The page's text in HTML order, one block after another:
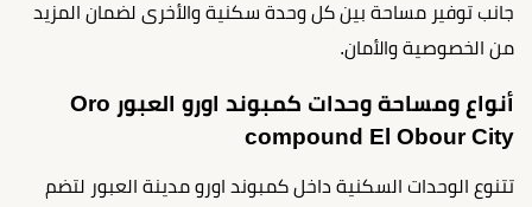
جانب توفير مساحة بين كل وحدة سكنية والأخرى لضمان المزيد
من الخصوصية والأمان.
أنواع ومساحة وحدات كمبوند اورو العبور Oro
compound El Obour City
تتنوع الوحدات السكنية داخل كمبوند اورو مدينة العبور لتضم